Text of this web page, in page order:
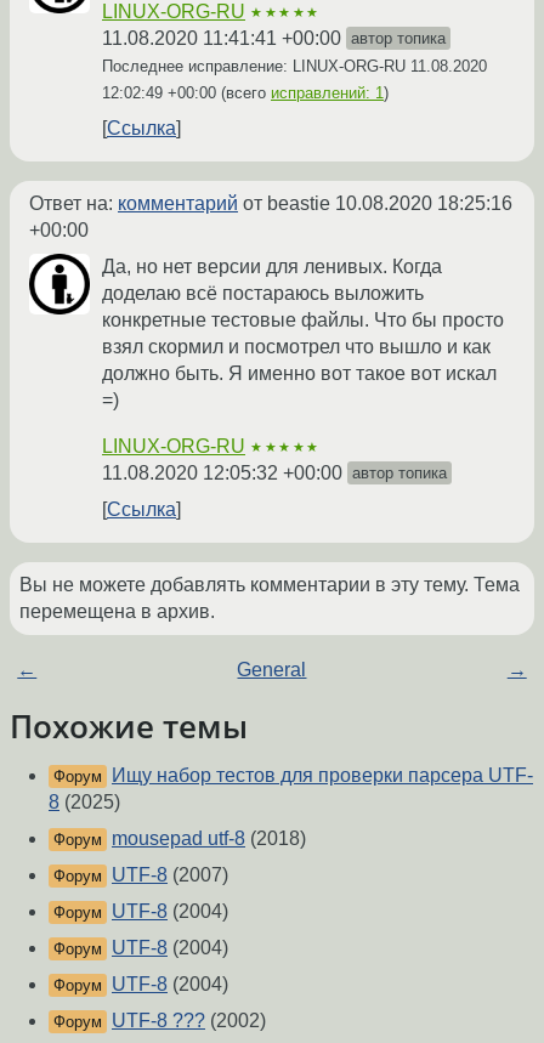
LINUX-ORG-RU ★★★★★
11.08.2020 11:41:41 +00:00 автор топика
Последнее исправление: LINUX-ORG-RU 11.08.2020
12:02:49 +00:00 (всего исправлений: 1)
Ссылка
Ответ на: комментарий от beastie 10.08.2020 18:25:16
+00:00
Да, но нет версии для ленивых. Когда
доделаю всё постараюсь выложить
конкретные тестовые файлы. Что бы просто
взял скормил и посмотрел что вышло и как
должно быть. Я именно вот такое вот искал
=)
LINUX-ORG-RU ★★★★★
11.08.2020 12:05:32 +00:00 автор топика
Ссылка
Вы не можете добавлять комментарии в эту тему. Тема
перемещена в архив.
← General →
Похожие темы
Форум
Ищу набор тестов для проверки парсера UTF-
8 (2025)
Форум mousepad utf-8 (2018)
Форум UTF-8 (2007)
Форум UTF-8 (2004)
Форум UTF-8 (2004)
Форум UTF-8 (2004)
Форум UTF-8 ??? (2002)